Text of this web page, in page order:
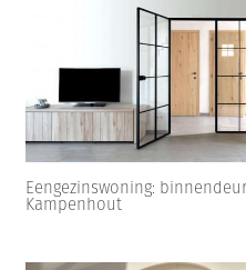
Eengezinswoning:
Kampenhout